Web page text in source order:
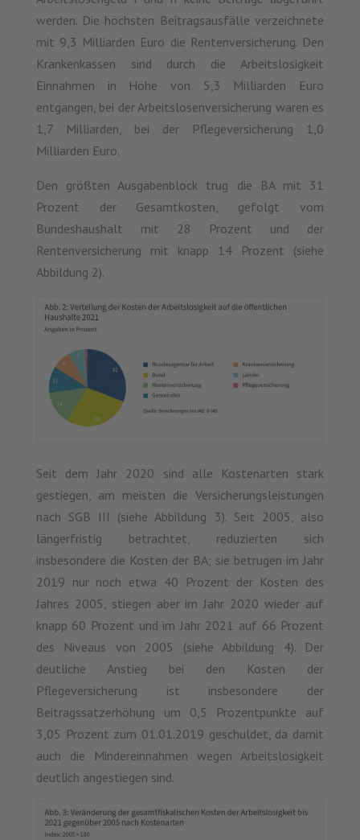
werden. Die höchsten Beitragsausfälle verzeichnete
mit 9,3 Milliarden Euro die Rentenversicherung. Den
Krankenkassen sind durch die Arbeitslosigkeit
Einnahmen in Höhe von 5,3 Milliarden Euro
entgangen, bei der Arbeitslosenversicherung waren es
1,7 Milliarden, bei der Pflegeversicherung 1,0
Milliarden Euro.
Den größten Ausgabenblock trug die BA mit 31
Prozent der Gesamtkosten, gefolgt vom
Bundeshaushalt mit 28 Prozent und der
Rentenversicherung mit knapp 14 Prozent (siehe
Abbildung 2).
Seit dem Jahr 2020 sind alle Kostenarten stark
gestiegen, am meisten die Versicherungsleistungen
nach SGB III (siehe Abbildung 3). Seit 2005, also
längerfristig betrachtet, reduzierten sich
insbesondere die Kosten der BA; sie betrugen im Jahr
2019 nur noch etwa 40 Prozent der Kosten des
Jahres 2005, stiegen aber im Jahr 2020 wieder auf
knapp 60 Prozent und im Jahr 2021 auf 66 Prozent
des Niveaus von 2005 (siehe Abbildung 4). Der
deutliche Anstieg bei den Kosten der
Pflegeversicherung ist insbesondere der
Beitragssatzerhöhung um 0,5 Prozentpunkte auf
3,05 Prozent zum 01.01.2019 geschuldet, da damit
auch die Mindereinnahmen wegen Arbeitslosigkeit
deutlich angestiegen sind.